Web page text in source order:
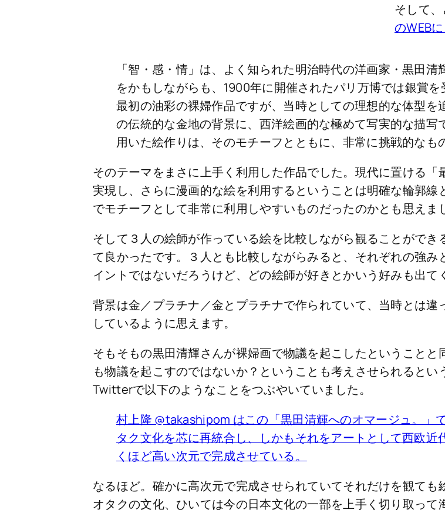
そして、
のWEB
「智・感・情」は、よく知られた明治時代の洋画家・黒田
をかもしながらも、1900年に開催されたパリ万博では銀賞
最初の油彩の裸婦作品ですが、当時としての理想的な体型
の伝統的な金地の背景に、西洋絵画的な極めて写実的な描
用いた絵作りは、そのモチーフとともに、非常に挑戦的なも
そのテーマをまさに上手く利用した作品でした。現代に置ける
実現し、さらに漫画的な絵を利用するということは明確な輪郭
でモチーフとして非常に利用しやすいものだったのかとも思えま
そして３人の絵師が作っている絵を比較しながら観ることがで
て良かったです。３人とも比較しながらみると、それぞれの強
イントではないだろうけど、どの絵師が好きとかいう好みも出て
背景は金／プラチナ／金とプラチナで作られていて、当時とは
しているように思えます。
そもそもの黒田清輝さんが裸婦画で物議を起こしたということ
も物議を起こすのではないか？ということも考えさせられると
Twitterで以下のようなことをつぶやいていました。
村上隆 @takashipom はこの「黒田清輝へのオマージュ。」
タク文化を芯に再統合し、しかもそれをアートとして西欧
くほど高い次元で完成させている。
なるほど。確かに高次元で完成させられていてそれだけを観ても
オタクの文化、ひいては今の日本文化の一部を上手く切り取っ